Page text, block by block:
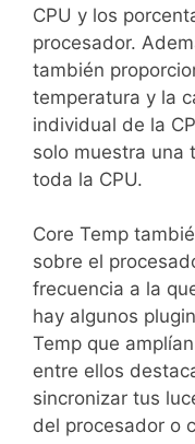
CPU y los
procesador.
también
temperatura y la
individual de la
solo muestra una
toda la CPU.
Core Temp
sobre el
frecuencia a la
hay algunos
Temp que
entre ellos
sincronizar tus
del procesador o